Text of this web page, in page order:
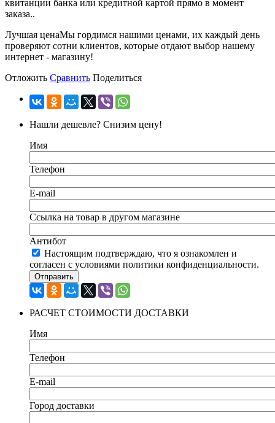
квитанции банка или кредитной картой прямо в момент
заказа..
Лучшая ценаМы гордимся нашими ценами, их каждый день
проверяют сотни клиентов, которые отдают выбор нашему
интернет - магазину!
Отложить Сравнить Поделиться
Нашли дешевле? Снизим цену!
Имя
Телефон
E-mail
Ссылка на товар в другом магазине
Антибот
Настоящим подтверждаю, что я ознакомлен и
согласен с условиями политики конфиденциальности.
Отправить
РАСЧЕТ СТОИМОСТИ ДОСТАВКИ
Имя
Телефон
E-mail
Город доставки